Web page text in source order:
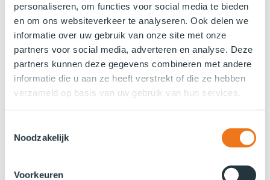
personaliseren, om functies voor social media te bieden
en om ons websiteverkeer te analyseren. Ook delen we
informatie over uw gebruik van onze site met onze
partners voor social media, adverteren en analyse. Deze
partners kunnen deze gegevens combineren met andere
informatie die u aan ze heeft verstrekt of die ze hebben
verzameld op basis van uw gebruik van hun services.
Noodzakelijk
Voorkeuren